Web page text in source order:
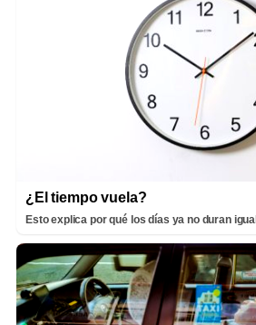
¿El tiempo vuela?
Esto explica por qué los días ya no duran igual